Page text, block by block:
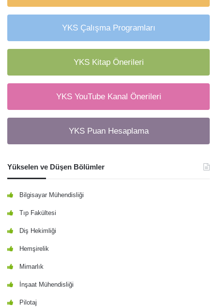
YKS Çalışma Programları
YKS Kitap Önerileri
YKS YouTube Kanal Önerileri
YKS Puan Hesaplama
Yükselen ve Düşen Bölümler
Bilgisayar Mühendisliği
Tıp Fakültesi
Diş Hekimliği
Hemşirelik
Mimarlık
İnşaat Mühendisliği
Pilotaj